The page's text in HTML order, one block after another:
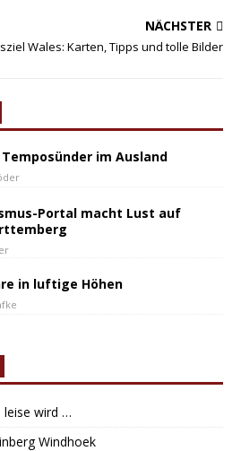
NÄCHSTER
Wales: Karten, Tipps und tolle Bilder
im Ausland
Portal macht Lust auf
in luftige Höhen
leise wird …
Windhoek